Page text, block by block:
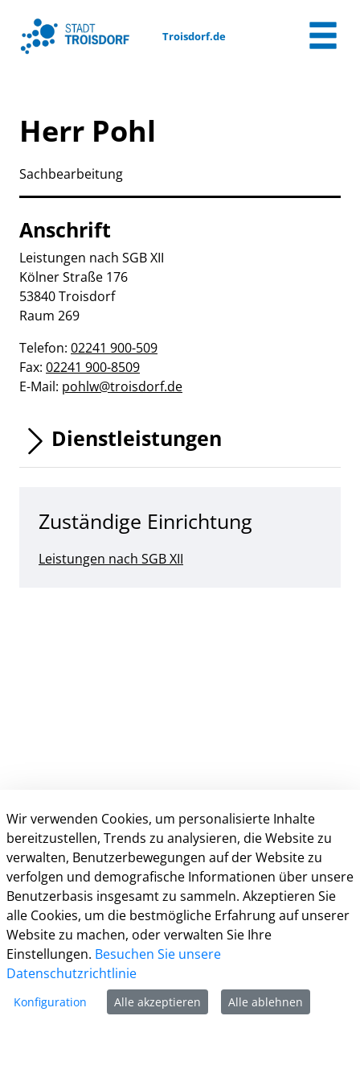
Zum Hauptinhalt springen
Troisdorf.de
Herr Pohl
Sachbearbeitung
Anschrift
Leistungen nach SGB XII
Kölner Straße 176
53840Troisdorf
Raum 269
Telefon: 02241 900-509
Fax: 02241 900-8509
E-Mail: pohlw@troisdorf.de
Dienstleistungen
Zuständige Einrichtung
Leistungen nach SGB XII
Kontakt
Informationen
Zur Facebook Seite
Zur Instagram Seite
Wir verwenden Cookies, um personalisierte Inhalte
bereitzustellen, Trends zu analysieren, die Website zu
verwalten, Benutzerbewegungen auf der Website zu
verfolgen und demografische Informationen über unsere
Benutzerbasis insgesamt zu sammeln. Akzeptieren Sie
alle Cookies, um die bestmögliche Erfahrung auf unserer
Website zu machen, oder verwalten Sie Ihre
Einstellungen. Besuchen Sie unsere
Datenschutzrichtlinie
Konfiguration Alle akzeptieren Alle ablehnen